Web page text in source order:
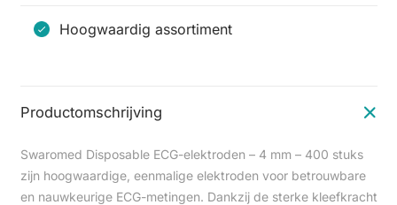
Hoogwaardig assortiment
Productomschrijving
Swaromed Disposable ECG-elektroden – 4 mm – 400 stuks
zijn hoogwaardige, eenmalige elektroden voor betrouwbare
en nauwkeurige ECG-metingen. Dankzij de sterke kleefkracht